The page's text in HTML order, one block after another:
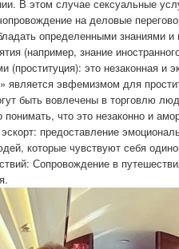
В этом случае сексуальные
на деловые
определенными знаниями
(например, знание
(проституция): это незаконная и
является эвфемизмом для
быть вовлечены в торговлю
что это незаконно и
предоставление
которые чувствуют себя
Сопровождение в